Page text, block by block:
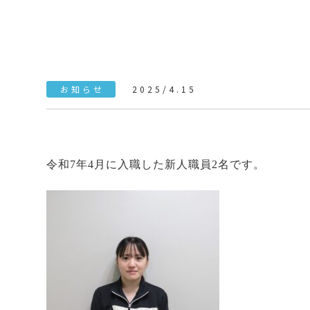
お知らせ 2025/4.15
令和7年4月に入職した新人職員2名です。